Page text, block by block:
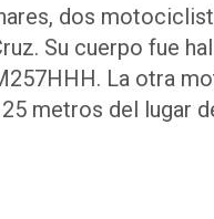
dos
Su cuerpo fue
La otra
metros del lugar